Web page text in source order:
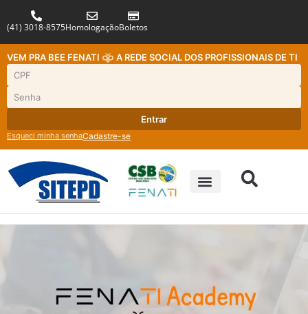
(41) 3018-8575HomologaçãoBoletos
VEM PRA BEE FENATI A REDE SOCIAL DOS PROFISSIONAIS DE TI
Entrar
Esqueci minha senhaCadastre-se